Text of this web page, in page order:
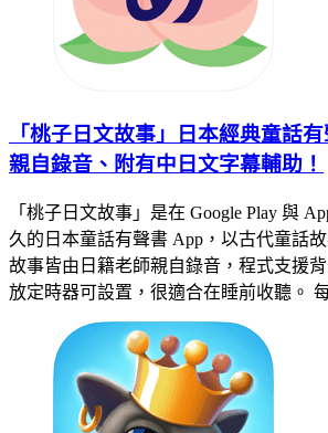
「桃子日文故事」日本經典童話
親自錄音、附有中日文字幕輔助！
「桃子日文故事」是在 Google Play 與
久的日本童話有聲書 App，以古代童話
故事皆由日籍老師親自錄音，程式支援
放定時器可設置，很適合在睡前收聽。